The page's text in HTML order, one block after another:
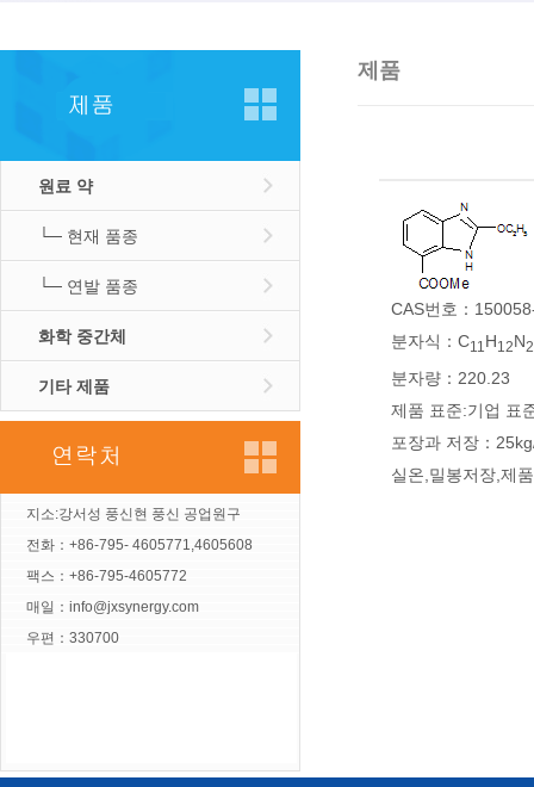
원료 약
└─ 현재 품종
└─ 연발 품종
화학 중간체
기타 제품
지소:강서성 풍신현 풍신 공업원구
전화：+86-795- 4605771,4605608
팩스：+86-795-4605772
매일： info@jxsynergy.com
우편：330700
제품
CAS번호：
분자식：C11 H12N2
분자량：220.23
제품 표준:기업 표
포장과 저장：
실온,밀봉저장,제